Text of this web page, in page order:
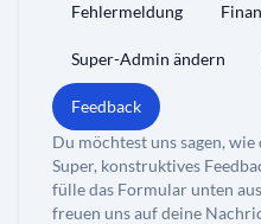
Fehlermeldung
Super-Admin ändern
Feedback
Du möchtest uns sagen,
Super, konstruktives
fülle das Formular unten
freuen uns auf deine